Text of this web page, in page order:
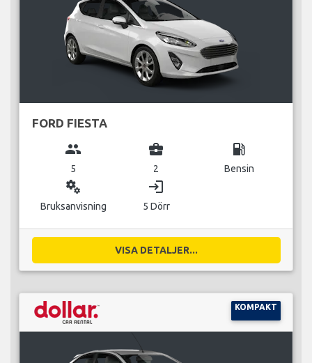
FORD FIESTA
group
5
business_center
2
local_gas_station
Bensin
miscellaneous_services
Bruksanvisning
login
5 Dörr
VISA DETALJER...
KOMPAKT